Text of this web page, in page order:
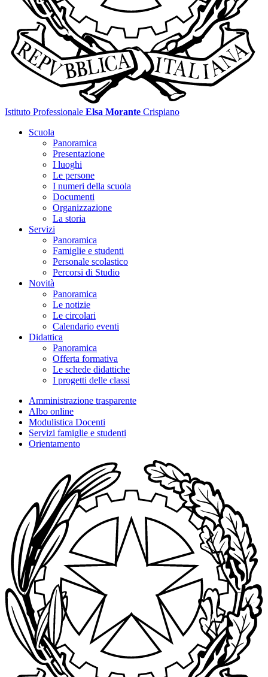
Istituto Professionale Elsa Morante Crispiano
Scuola
Panoramica
Presentazione
I luoghi
Le persone
I numeri della scuola
Documenti
Organizzazione
La storia
Servizi
Panoramica
Famiglie e studenti
Personale scolastico
Percorsi di Studio
Novità
Panoramica
Le notizie
Le circolari
Calendario eventi
Didattica
Panoramica
Offerta formativa
Le schede didattiche
I progetti delle classi
Amministrazione trasparente
Albo online
Modulistica Docenti
Servizi famiglie e studenti
Orientamento